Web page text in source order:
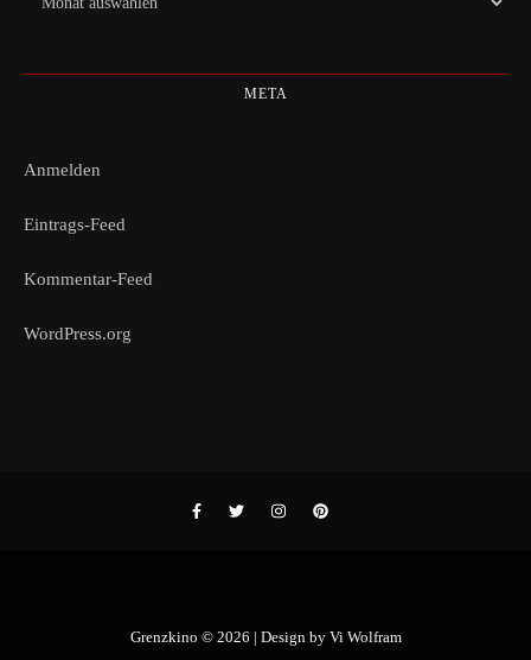
META
Anmelden
Eintrags-Feed
Kommentar-Feed
WordPress.org
Grenzkino © 2026 | Design by Vi Wolfram